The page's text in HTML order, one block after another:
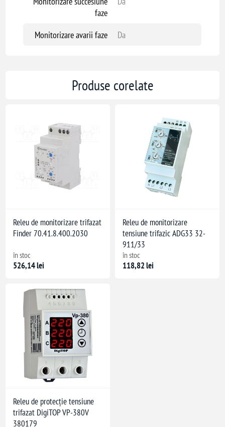
faze
Monitorizare avarii faze Da
Produse corelate
Releu de monitorizare trifazat
Finder 70.41.8.400.2030
în stoc
526,14 lei
Releu de monitorizare
tensiune trifazic ADG33 32-
911/33
în stoc
118,82 lei
Releu de protecție tensiune
trifazat DigiTOP VP-380V
380179